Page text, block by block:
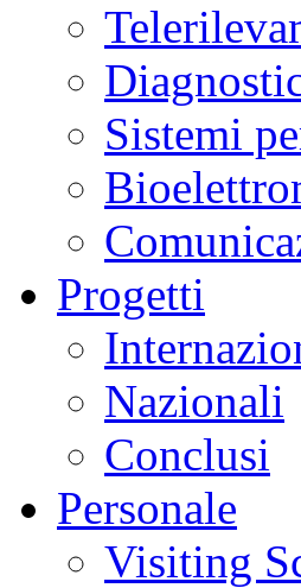
Sistemi
Progetti
Nazionali
Conclusi
Personale
Visiting